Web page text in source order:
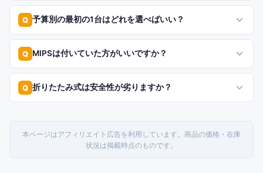
Q 予算別の最初の1台はどれを選べばいい？
Q MIPSは付いていた方がいいですか？
Q 折りたたみ式は安全性が劣りますか？
本ページはアフィリエイト広告を利用しています。商品の価格・在庫
状況は掲載時点のものです。